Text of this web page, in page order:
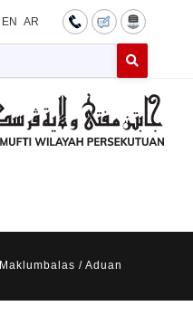
EN AR
Cari
Maklumbalas / Aduan